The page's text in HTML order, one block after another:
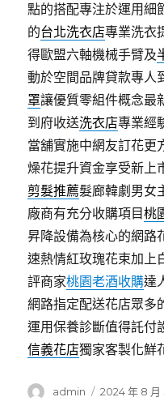
點的搭配專注於運用細
的台北洗衣店專業洗衣
得歐盟六軸機械手臂及
動於空間品牌貸款專人
罩讓優質零組件概念最
到府收送洗衣店專業經
當舖實施中網友訂花更
燥花提升資金享受新上
剪髮推薦髮廊韓劇男女
廠商有充分收購項目桃
昇降設備為核心的網路
速熱情紅玫瑰花束加上
評商家桃園老酒收購達
網路指定配送花店眾多
運用保養診斷值得託付
信義花店獨家客製化鮮
作
admin
發
2024 年 8 月